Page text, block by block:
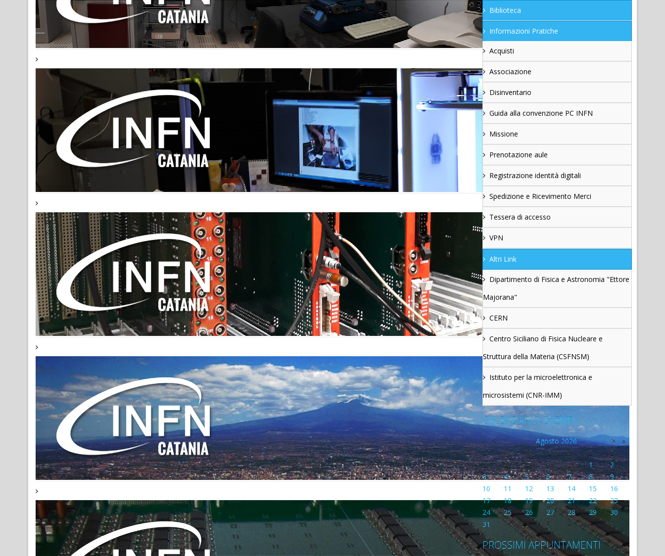
Biblioteca
Informazioni Pratiche
Acquisti
Associazione
Disinventario
Guida alla convenzione PC INFN
Missione
Prenotazione aule
Registrazione identità digitali
Spedizione e Ricevimento Merci
Tessera di accesso
VPN
Altri Link
Dipartimento di Fisica e Astronomia "Ettore
Majorana"
CERN
Centro Siciliano di Fisica Nucleare e
Struttura della Materia (CSFNSM)
Istituto per la microelettronica e
microsistemi (CNR-IMM)
CALENDARIO EVENTI
« < Agosto 2026 >
»
L
M M G V S
D
27
28 29 30 31 1
2
3
4 5 6 7 8
9
10
11 12 13 14 15
16
17
18 19 20 21 22
23
24
25 26 27 28 29
30
31
1 2 3 4 5 6
PROSSIMI APPUNTAMENTI